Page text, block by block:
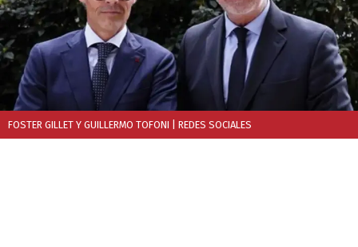
FOSTER GILLET Y GUILLERMO TOFONI | REDES SOCIALES